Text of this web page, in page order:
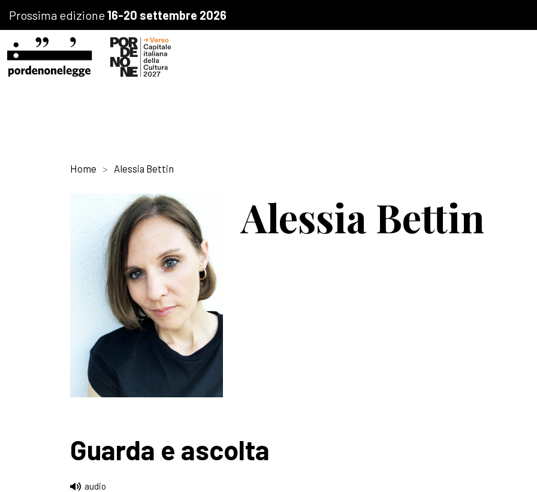
Prossima edizione16-20 settembre 2026
Home Alessia Bettin
Alessia Bettin
Guarda e ascolta
audio